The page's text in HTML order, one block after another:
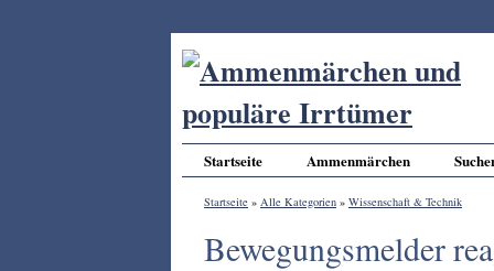
Startseite Ammenmärchen
Startseite » Alle Kategorien » Wissenschaft & Technik
Bewegungsmelder